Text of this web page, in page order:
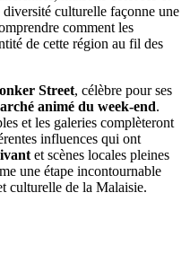
diversité culturelle façonne une
comment les
de cette région au fil des
Street, célèbre pour ses
animé du week-end.
et les galeries complèteront
influences qui ont
et scènes locales pleines
une étape incontournable
culturelle de la Malaisie.